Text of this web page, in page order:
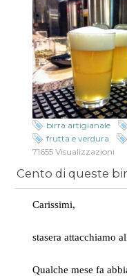
birra artigianale
frutta e verdura
71655 Visualizzazioni
Cento di queste
Carissimi,
stasera attacchiamo
Qualche mese fa